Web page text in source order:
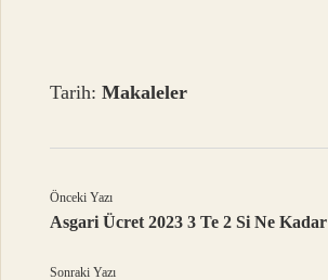
Tarih:Makaleler
Önceki Yazı
Asgari Ücret 2023 3 Te 2 Si Ne Kadar
Sonraki Yazı